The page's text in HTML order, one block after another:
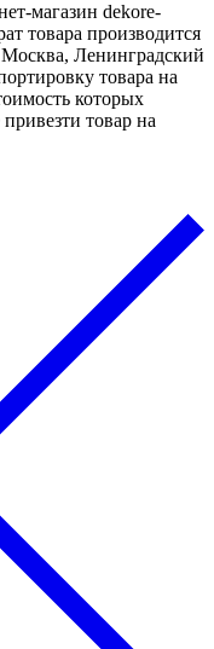
магазин dekore-
товара производится
Ленинградский
товара на
которых
товар на